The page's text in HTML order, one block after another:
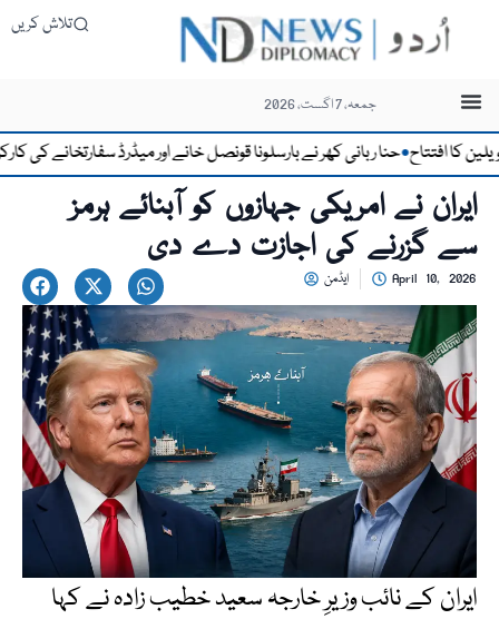
تلاش کریں
جمعہ، 7 اگست، 2026
حنا ربانی کھر نے بارسلونا قونصل خانے اور میڈرڈ سفارتخانے کی●افتتاح
ایران نے امریکی جہازوں کو آبنائے ہرمز
سے گزرنے کی اجازت دے دی
ایڈمن April 10, 2026
ایران کے نائب وزیرِ خارجہ سعید خطیب زادہ نے کہا